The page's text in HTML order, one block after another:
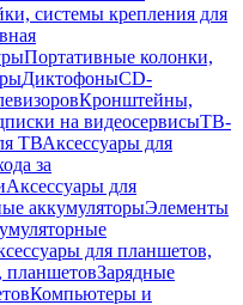
системы крепления для
Портативные колонки,
ДиктофоныCD-
Кронштейны,
на видеосервисыТВ-
ТВАксессуары для
за
Аксессуары для
аккумуляторыЭлементы
для планшетов,
планшетовЗарядные
Компьютеры и